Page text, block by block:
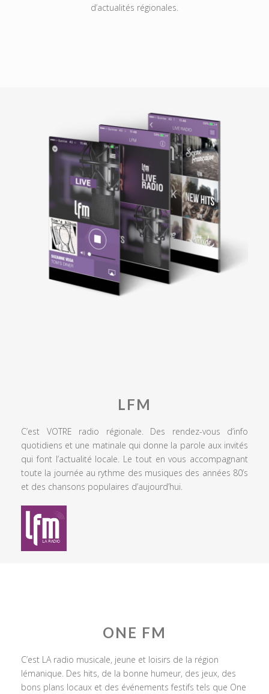
d’actualités régionales.
LFM
C’est VOTRE radio régionale. Des rendez-vous d’info
quotidiens et une matinale qui donne la parole aux invités
qui font l’actualité locale. Le tout en vous accompagnant
toute la journée au rythme des musiques des années 80’s
et des chansons populaires d’aujourd’hui.
ONE FM
C’est LA radio musicale, jeune et loisirs de la région
lémanique. Des hits, de la bonne humeur, des jeux, des
bons plans locaux et des événements festifs tels que One